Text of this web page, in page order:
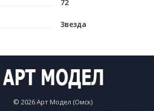
72
Звезда
© 2026 Арт Модел (Омск)